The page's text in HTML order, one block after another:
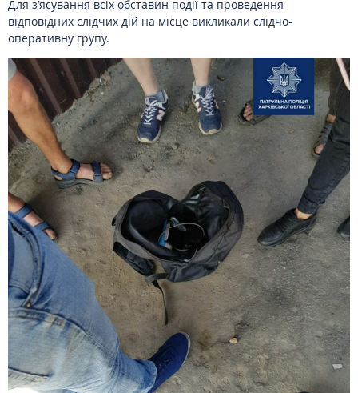
Для з’ясування всіх обставин події та проведення
відповідних слідчих дій на місце викликали слідчо-
оперативну групу.